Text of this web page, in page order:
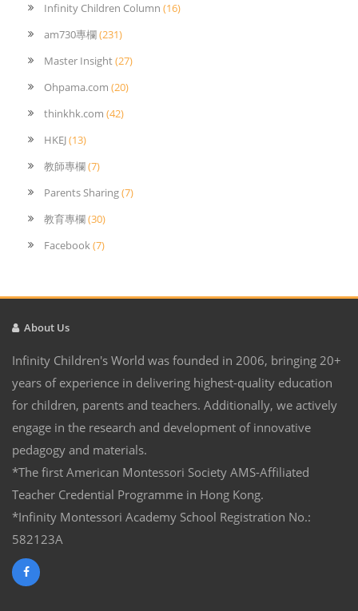
Infinity Children Column (16)
am730專欄(231)
Master Insight(27)
Ohpama.com (20)
thinkhk.com (42)
HKEJ(13)
教師專欄(7)
Parents Sharing(7)
教育專欄(30)
Facebook(7)
About Us
Infinity Children's World was founded in 2006, bringing 20+
years of experience in delivering highest-quality education
for children, parents and teachers. Additionally, we actively
engage in the research and development of innovative
pedagogy and materials.
*The first American Montessori Society AMS-Affiliated
Teacher Credential Programme in Hong Kong.
*Infinity Montessori Academy School Registration No.:
582123A